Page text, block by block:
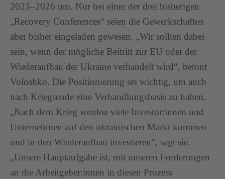
2023–2026 um. Nur bei einer der drei bisherigen
„Recovery Conferences“ seien die Gewerkschaften
aber bisher eingeladen gewesen. „Wir sollten dabei
sein, wenn der mögliche Beitritt zur EU oder der
Wiederaufbau der Ukraine verhandelt wird“, betont
Voloshko. Die Positionierung sei wichtig, um auch
nach Kriegsende eine Verhandlungsbasis zu haben.
„Nach dem Krieg werden viele Investor:innen und
Unternehmen auf den ukrainischen Markt kommen
und in den Wiederaufbau investieren“, sagt sie.
„Unsere Hauptaufgabe ist, mit unseren Forderungen
an die Arbeitgeber:innen in diesen Prozess